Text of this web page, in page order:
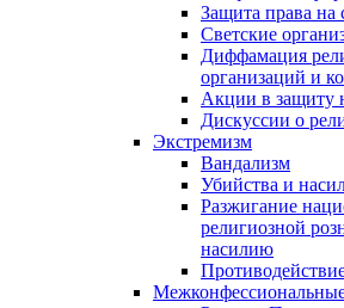
Защита права на
Светские
Диффамация
организаций и
Акции в защиту
Дискуссии о
Экстремизм
Вандализм
Убийства и
Разжигание
религиозной
насилию